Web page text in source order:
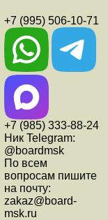
+7 (995) 506-10-71
+7 (985) 333-88-24
Ник Telegram:
@boardmsk
По всем
вопросам пишите
на почту:
zakaz@board-
msk.ru